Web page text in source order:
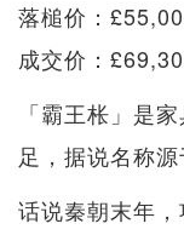
落槌价：
成交价：
「霸王枨」是
足，据说名称源
话说秦朝末年